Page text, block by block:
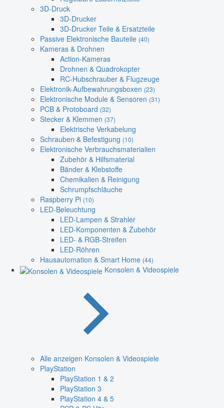
3D-Druck
3D-Drucker
3D-Drucker Teile & Ersatzteile
Passive Elektronische Bauteile (40)
Kameras & Drohnen
Action-Kameras
Drohnen & Quadrokopter
RC-Hubschrauber & Flugzeuge
Elektronik-Aufbewahrungsboxen (23)
Elektronische Module & Sensoren (31)
PCB & Protoboard (32)
Stecker & Klemmen (37)
Elektrische Verkabelung
Schrauben & Befestigung (10)
Elektronische Verbrauchsmaterialien
Zubehör & Hilfsmaterial
Bänder & Klebstoffe
Chemikalien & Reinigung
Schrumpfschläuche
Raspberry Pi (10)
LED-Beleuchtung
LED-Lampen & Strahler
LED-Komponenten & Zubehör
LED- & RGB-Streifen
LED-Röhren
Hausautomation & Smart Home (44)
Konsolen & Videospiele
Alle anzeigen Konsolen & Videospiele
PlayStation
PlayStation 1 & 2
PlayStation 3
PlayStation 4 & 5